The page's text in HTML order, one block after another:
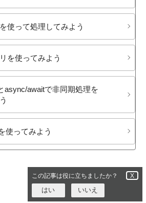
使って​処理してみよう
を​使ってみよう
​async/awaitで​非同期処理を​
使ってみよう
この記事は役に立ちましたか？ X
はい いいえ